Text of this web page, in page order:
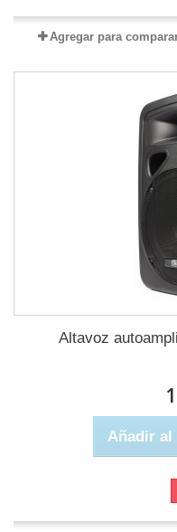
Agregar para
Altavoz
Añadir